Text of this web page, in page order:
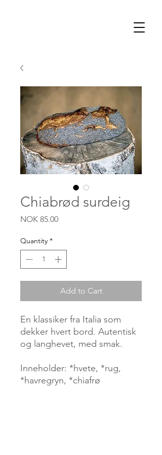
Chiabrød surdeig
NOK 85.00Price
Quantity *
Add to Cart
En klassiker fra Italia som
dekker hvert bord. Autentisk
og langhevet, med smak.
Inneholder: *hvete, *rug,
*havregryn, *chiafrø